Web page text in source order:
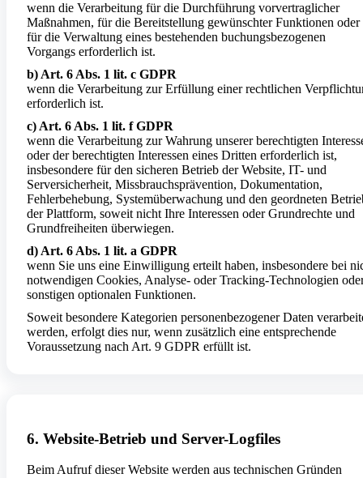
wenn die Verarbeitung für die Durchführung vorvertraglicher
Maßnahmen, für die Bereitstellung gewünschter Funktionen oder
für die Verwaltung eines bestehenden buchungsbezogenen
Vorgangs erforderlich ist.
b) Art. 6 Abs. 1 lit. c GDPR
wenn die Verarbeitung zur Erfüllung einer rechtlichen
erforderlich ist.
c) Art. 6 Abs. 1 lit. f GDPR
wenn die Verarbeitung zur Wahrung unserer berechtigten
oder der berechtigten Interessen eines Dritten erforderlich ist,
insbesondere für den sicheren Betrieb der Website, IT- und
Serversicherheit, Missbrauchsprävention, Dokumentation,
Fehlerbehebung, Systemüberwachung und den geordneten
der Plattform, soweit nicht Ihre Interessen oder Grundrechte und
Grundfreiheiten überwiegen.
d) Art. 6 Abs. 1 lit. a GDPR
wenn Sie uns eine Einwilligung erteilt haben, insbesondere bei
notwendigen Cookies, Analyse- oder Tracking-Technologien
sonstigen optionalen Funktionen.
Soweit besondere Kategorien personenbezogener Daten
werden, erfolgt dies nur, wenn zusätzlich eine entsprechende
Voraussetzung nach Art. 9 GDPR erfüllt ist.
6. Website-Betrieb und Server-Logfiles
Beim Aufruf dieser Website werden aus technischen Gründen